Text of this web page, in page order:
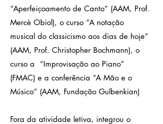
“Aperfeiçoamento de Canto” (AAM, Prof.
Mercè Obiol), o curso “A notação
musical do classicismo aos dias de hoje”
(AAM, Prof. Christopher Bochmann), o
curso a “Improvisação ao Piano”
(FMAC) e a conferência “A Mão e o
Músico” (AAM, Fundação Gulbenkian)
Fora da atividade letiva, integrou o